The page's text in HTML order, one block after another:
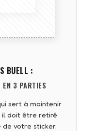
BUELL :
EN 3 PARTIES
sert à maintenir
il doit être retiré
votre sticker.